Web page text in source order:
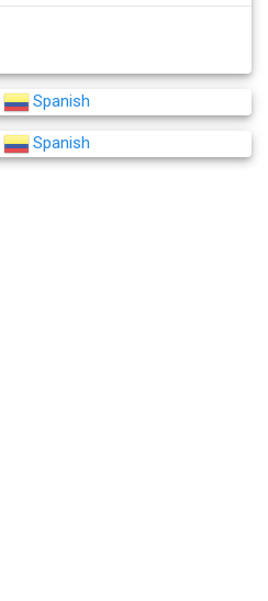
Spanish
Spanish